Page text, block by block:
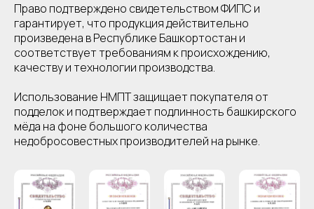
Право подтверждено свидетельством ФИПС и
гарантирует, что продукция действительно
произведена в Республике Башкортостан и
соответствует требованиям к происхождению,
качеству и технологии производства.
Использование НМПТ защищает покупателя от
подделок и подтверждает подлинность башкирского
мёда на фоне большого количества
недобросовестных производителей на рынке.